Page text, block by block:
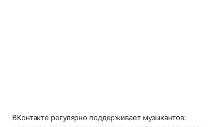
ВКонтакте регулярно поддерживает музыкантов: